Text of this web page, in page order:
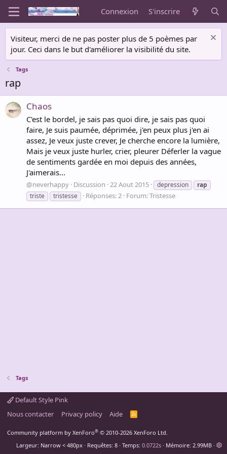
Connexion S'inscrire
Visiteur, merci de ne pas poster plus de 5 poèmes par
jour. Ceci dans le but d'améliorer la visibilité du site.
Tags
rap
Chaos
C'est le bordel, je sais pas quoi dire, je sais pas quoi
faire, Je suis paumée, déprimée, j'en peux plus j'en ai
assez, Je veux juste crever, Je cherche encore la lumière,
Mais je veux juste hurler, crier, pleurer Déferler la vague
de sentiments gardée en moi depuis des années,
J'aimerais...
@neverhappy Discussion 22 Aout 2015 depression
rap
triste
tristesse Réponses: 2 Forum:Tristesse
Tags
Default Style Pink
Nous contacter
Privacy policy Aide
R
Community platform by XenForo® © 2010-2026 XenForo Ltd.
Largeur
Requêtes 8 Temps 0.0722s Mémoire 2.99MB